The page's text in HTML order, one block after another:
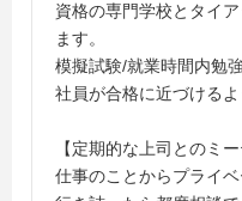
資格の専門学校とタイ
ます。
模擬試験/就業時間内勉
社員が合格に近づけるよ
【定期的な上司とのミー
仕事のことからプライ